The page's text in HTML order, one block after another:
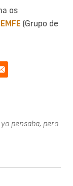
os
(Grupo de
pensaba, pero